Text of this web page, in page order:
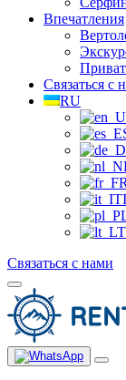
Впечатления
Связаться с
RU
Связаться с нами